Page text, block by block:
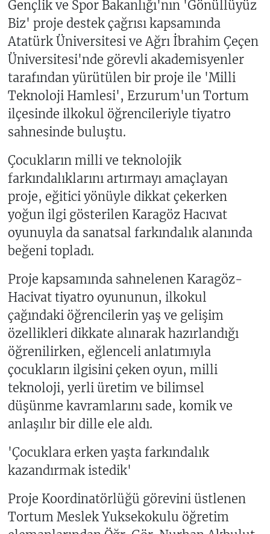
Gençlik ve Spor Bakanlığı'nın 'Gönüllüyüz
Biz' proje destek çağrısı kapsamında
Atatürk Üniversitesi ve Ağrı İbrahim Çeçen
Üniversitesi'nde görevli akademisyenler
tarafından yürütülen bir proje ile 'Milli
Teknoloji Hamlesi', Erzurum'un Tortum
ilçesinde ilkokul öğrencileriyle tiyatro
sahnesinde buluştu.
Çocukların milli ve teknolojik
farkındalıklarını artırmayı amaçlayan
proje, eğitici yönüyle dikkat çekerken
yoğun ilgi gösterilen Karagöz Hacıvat
oyunuyla da sanatsal farkındalık alanında
beğeni topladı.
Proje kapsamında sahnelenen Karagöz-
Hacivat tiyatro oyununun, ilkokul
çağındaki öğrencilerin yaş ve gelişim
özellikleri dikkate alınarak hazırlandığı
öğrenilirken, eğlenceli anlatımıyla
çocukların ilgisini çeken oyun, milli
teknoloji, yerli üretim ve bilimsel
düşünme kavramlarını sade, komik ve
anlaşılır bir dille ele aldı.
'Çocuklara erken yaşta farkındalık
kazandırmak istedik'
Proje Koordinatörlüğü görevini üstlenen
Tortum Meslek Yuksekokulu öğretim